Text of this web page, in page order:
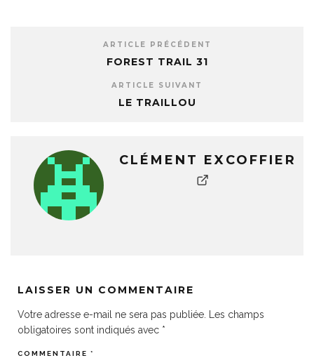
ARTICLE PRÉCÉDENT
FOREST TRAIL 31
ARTICLE SUIVANT
LE TRAILLOU
CLÉMENT EXCOFFIER
LAISSER UN COMMENTAIRE
Votre adresse e-mail ne sera pas publiée.
Les champs
obligatoires sont indiqués avec *
COMMENTAIRE *